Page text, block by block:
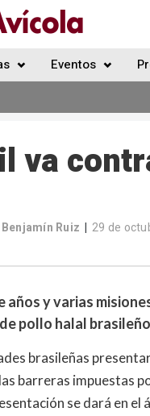
Eventos
va
Benjamín Ruiz | 29 de
años y varias
pollo halal
brasileñas
barreras impuestas
se dará en